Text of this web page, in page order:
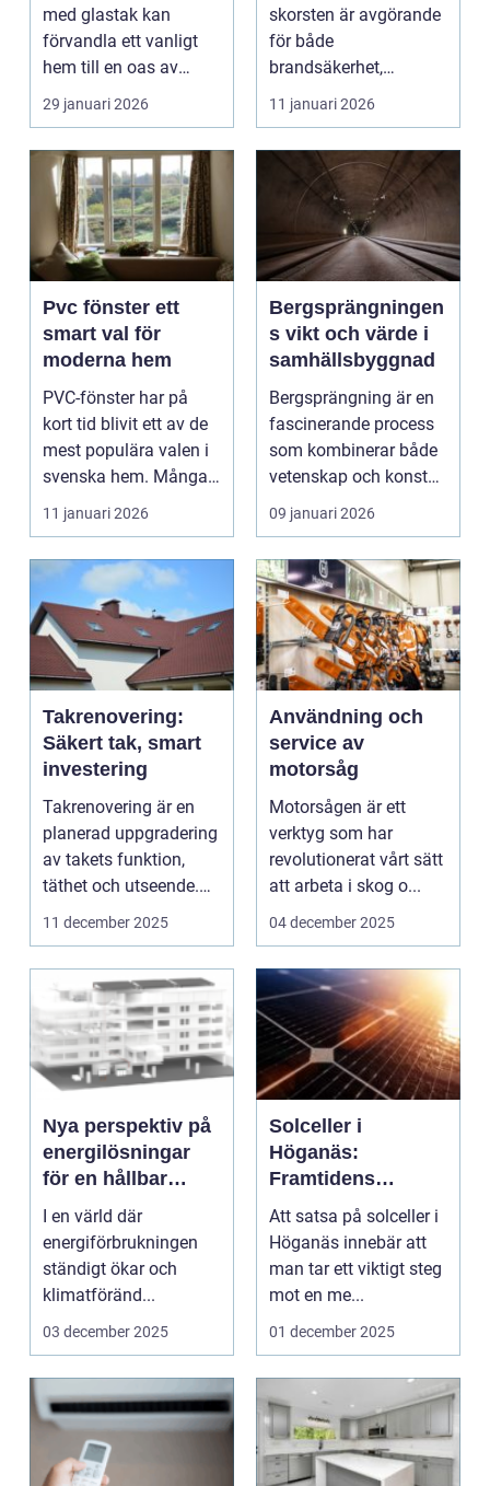
med glastak kan
förvandla ett vanligt
hem till en oas av
naturligt ljus oc...
29 januari 2026
skorsten är avgörande
för både
brandsäkerhet,
inomhusmiljö och
ekonomi. I många
skånska...
11 januari 2026
Pvc fönster ett
smart val för
moderna hem
PVC-fönster har på
kort tid blivit ett av de
mest populära valen i
svenska hem. Många
uppskattar kom...
11 januari 2026
Bergsprängningen
s vikt och värde i
samhällsbyggnad
Bergsprängning är en
fascinerande process
som kombinerar både
vetenskap och konst
f&...
09 januari 2026
Takrenovering:
Säkert tak, smart
investering
Takrenovering är en
planerad uppgradering
av takets funktion,
täthet och utseende.
Arbetet...
11 december 2025
Användning och
service av
motorsåg
Motorsågen är ett
verktyg som har
revolutionerat vårt sätt
att arbeta i skog o...
04 december 2025
Nya perspektiv på
energilösningar
för en hållbar
framtid
I en värld där
energiförbrukningen
ständigt ökar och
klimatföränd...
03 december 2025
Solceller i
Höganäs:
Framtidens
energilösning
Att satsa på solceller i
Höganäs innebär att
man tar ett viktigt steg
mot en me...
01 december 2025